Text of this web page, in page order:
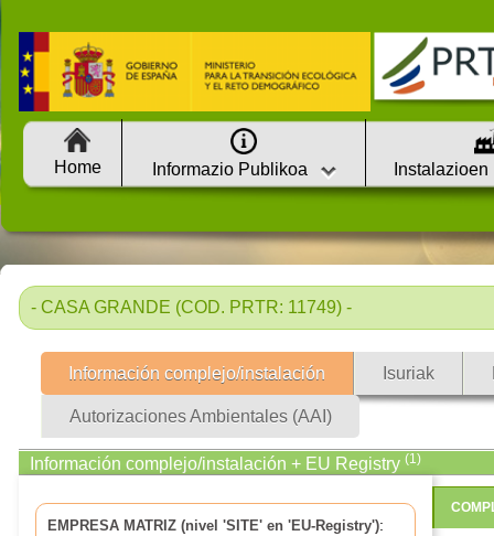
Home Informazio Publikoa
- CASA GRANDE (COD. PRTR: 11749) -
Información complejo/instalación Isuriak
Autorizaciones Ambientales (AAI)
Información complejo/instalación + EU Registry (1)
EMPRESA MATRIZ (nivel 'SITE' en 'EU-Registry'):